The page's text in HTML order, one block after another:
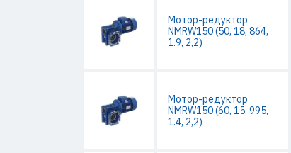
Мотор-редуктор
NMRW150 (50, 18, 864,
1.9, 2,2)
Мотор-редуктор
NMRW150 (60, 15, 995,
1.4, 2,2)